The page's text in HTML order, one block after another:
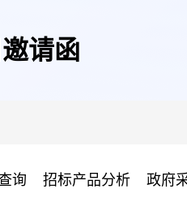
请函
询 招标产品分析 政府